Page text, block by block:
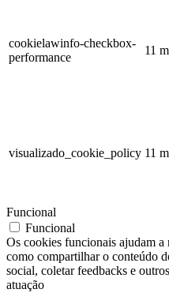
cookielawinfo-checkbox-
performance
11
visualizado_cookie_policy 11
Funcional
Funcional
Os cookies funcionais ajudam a
como compartilhar o conteúdo
social, coletar feedbacks e
atuação